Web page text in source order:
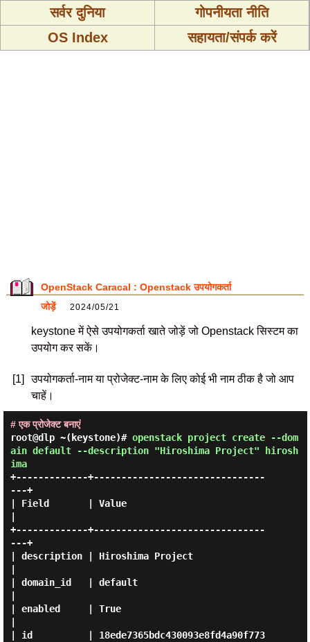
सर्वर दुनिया
गोपनीयता नीति
OS Index
सहायता/संपर्क करें
OpenStack Caracal : Openstack उपयोगकर्ता
जोड़ें
2024/05/21
keystone में ऐसे उपयोगकर्ता खाते जोड़ें जो Openstack सिस्टम का
उपयोग कर सकें।
[1]
उपयोगकर्ता-नाम या प्रोजेक्ट-नाम के लिए कोई भी नाम ठीक है जो आप
चाहें।
# एक प्रोजेक्ट बनाएं
root@dlp ~(keystone)# openstack project create --dom
ain default --description "Hiroshima Project" hirosh
ima
+-------------+-------------------------------
---+
| Field       | Value
+-------------+-------------------------------
---+
| description | Hiroshima Project
| domain_id   | default
| enabled     | True
| id          | 18ede7365bdc430093e8fd4a90f773